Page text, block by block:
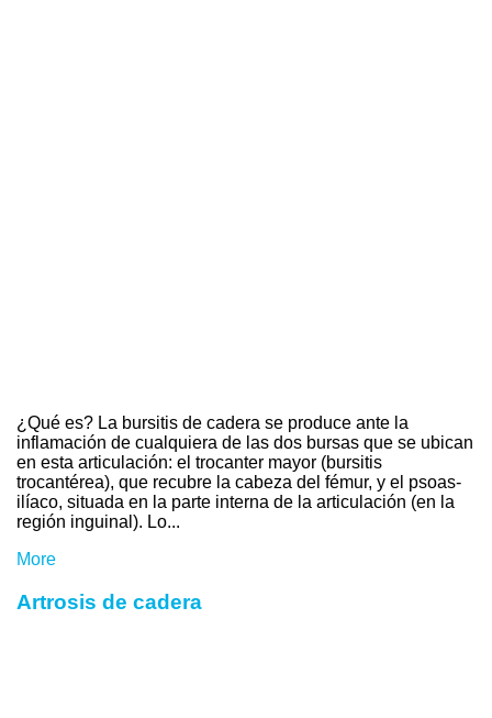
¿Qué es? La bursitis de cadera se produce ante la
inflamación de cualquiera de las dos bursas que se ubican
en esta articulación: el trocanter mayor (bursitis
trocantérea), que recubre la cabeza del fémur, y el psoas-
ilíaco, situada en la parte interna de la articulación (en la
región inguinal). Lo...
More
Artrosis de cadera